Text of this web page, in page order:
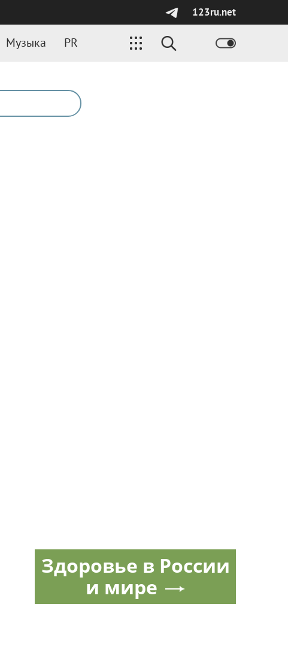
123ru.net
Музыка PR
Здоровье в России
и мире